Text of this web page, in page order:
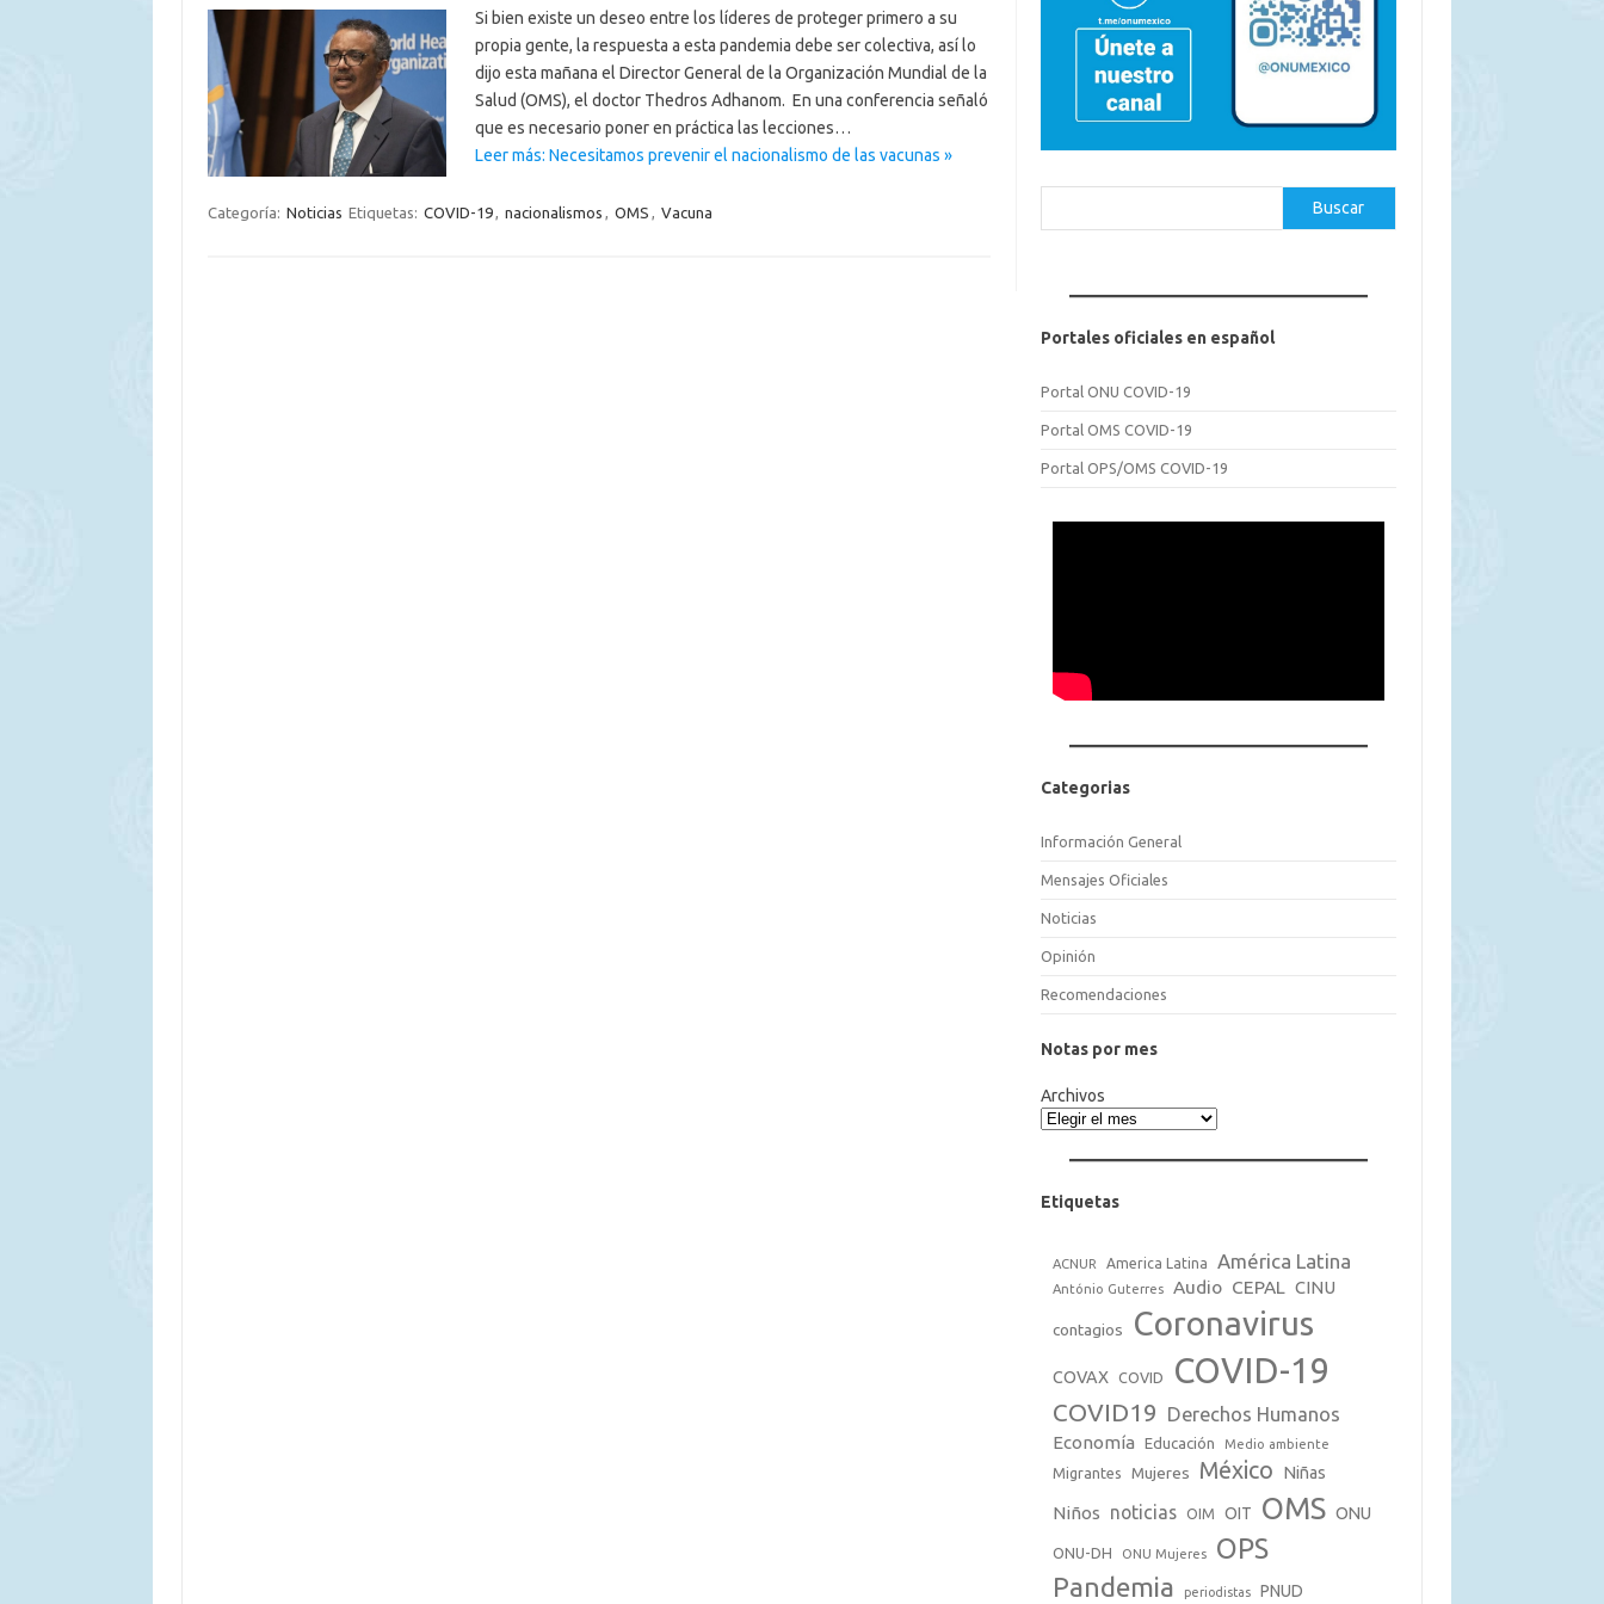
Si bien existe un deseo entre los líderes de proteger primero a su
propia gente, la respuesta a esta pandemia debe ser colectiva, así lo
dijo esta mañana el Director General de la Organización Mundial de la
Salud (OMS), el doctor Thedros Adhanom. En una conferencia señaló
que es necesario poner en práctica las lecciones…
Leer más: Necesitamos prevenir el nacionalismo de las vacunas »
Categoría: Noticias Etiquetas: COVID-19, nacionalismos , OMS , Vacuna Buscar
Portales oficiales en español
Portal ONU COVID-19
Portal OMS COVID-19
Portal OPS/OMS COVID-19
Categorias
Información General
Mensajes Oficiales
Noticias
Opinión
Recomendaciones
Notas por mes
Archivos
Etiquetas
ACNUR America Latina América Latina
António Guterres Audio CEPAL CINU
contagios Coronavirus
COVAX COVID COVID-19
COVID19 Derechos Humanos
Economía Educación Medio ambiente
Migrantes Mujeres México Niñas
Niños noticias OIM OIT OMS ONU
ONU-DH ONU Mujeres OPS
Pandemia periodistas PNUD